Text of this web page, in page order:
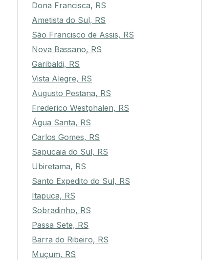
Dona Francisca, RS
Ametista do Sul, RS
São Francisco de Assis, RS
Nova Bassano, RS
Garibaldi, RS
Vista Alegre, RS
Augusto Pestana, RS
Frederico Westphalen, RS
Água Santa, RS
Carlos Gomes, RS
Sapucaia do Sul, RS
Ubiretama, RS
Santo Expedito do Sul, RS
Itapuca, RS
Sobradinho, RS
Passa Sete, RS
Barra do Ribeiro, RS
Muçum, RS